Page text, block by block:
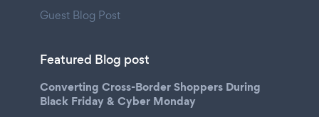
Guest Blog Post
Featured Blog post
Converting Cross-Border Shoppers During
Black Friday & Cyber Monday